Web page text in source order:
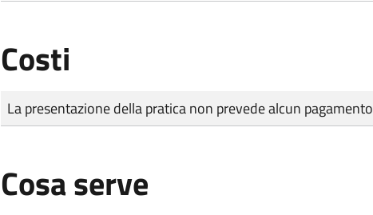
Costi
Tipo di pagamento
Importo
La presentazione della pratica non prevede alcun pagamento
Cosa serve